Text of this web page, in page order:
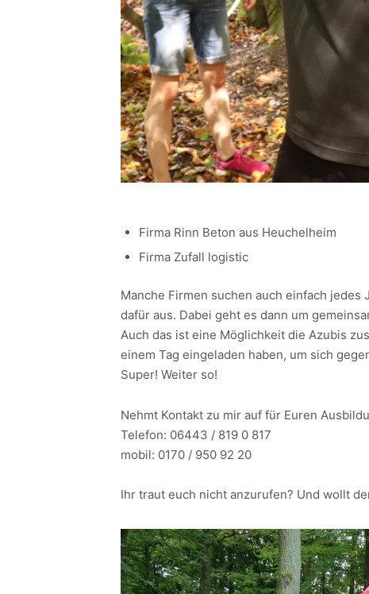
Firma Rinn Beton aus Heuchelheim
Firma Zufall logistic
Manche Firmen suchen auch einfach
dafür aus. Dabei geht es dann um
Auch das ist eine Möglichkeit die Azubis
einem Tag eingeladen haben, um sich
Super! Weiter so!
Nehmt Kontakt zu mir auf für Euren
Telefon: 06443 / 819 0 817
mobil: 0170 / 950 92 20
Ihr traut euch nicht anzurufen? Und wollt